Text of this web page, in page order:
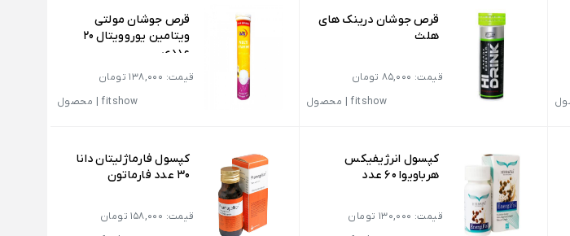
قرص جوشان درینک های
هلث
قیمت: 85,000 تومان
fitshow
محصول
قرص جوشان مولتی
ویتامین یوروویتال 20
عددی
قیمت: 138,000 تومان
fitshow
محصول
کپسول انرژیفیکس
هرباویوا 60 عدد
قیمت: 130,000 تومان
کپسول فارماژلیتان دانا
30 عدد فارماتون
قیمت: 158,000 تومان